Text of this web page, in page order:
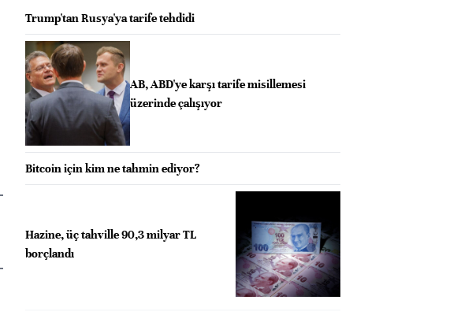
Trump'tan Rusya'ya tarife tehdidi
AB, ABD'ye karşı tarife misillemesi
üzerinde çalışıyor
Bitcoin için kim ne tahmin ediyor?
Hazine, üç tahville 90,3 milyar TL
borçlandı